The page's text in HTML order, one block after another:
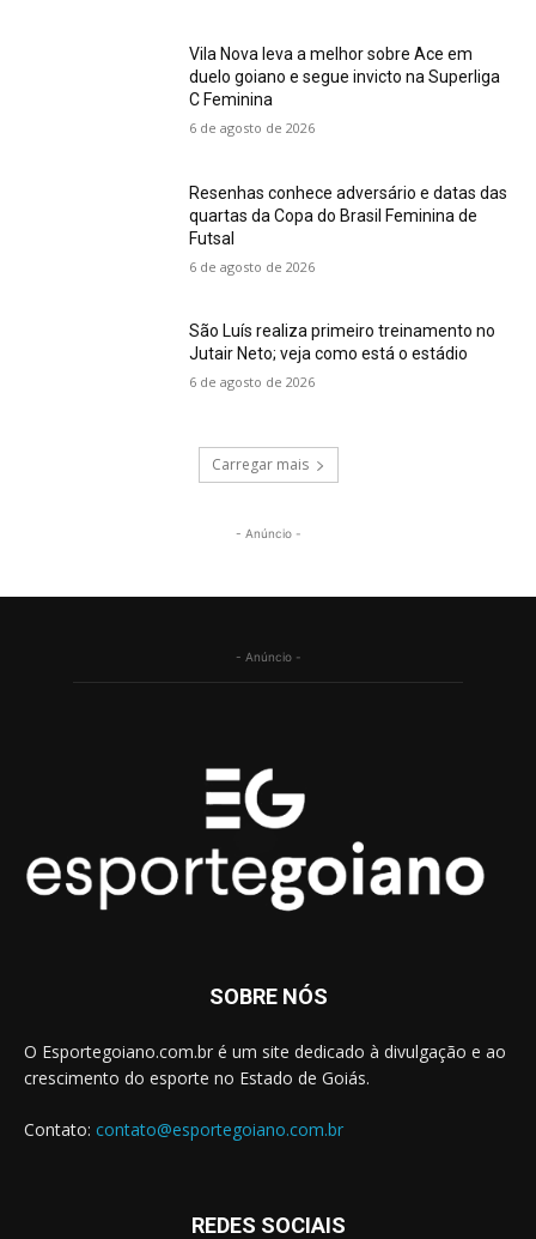
Vila Nova leva a melhor sobre Ace em
duelo goiano e segue invicto na Superliga
C Feminina
6 de agosto de 2026
Resenhas conhece adversário e datas das
quartas da Copa do Brasil Feminina de
Futsal
6 de agosto de 2026
São Luís realiza primeiro treinamento no
Jutair Neto; veja como está o estádio
6 de agosto de 2026
Carregar mais
- Anúncio -
- Anúncio -
SOBRE NÓS
O Esportegoiano.com.br é um site dedicado à divulgação e ao
crescimento do esporte no Estado de Goiás.
Contato: contato@esportegoiano.com.br
REDES SOCIAIS